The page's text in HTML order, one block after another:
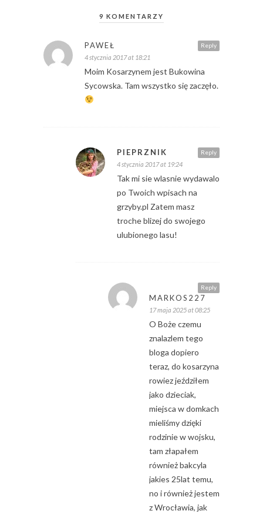
9 KOMENTARZY
Reply
PAWEŁ
4 stycznia 2017 at 18:21
Moim Kosarzynem jest Bukowina
Sycowska. Tam wszystko się zaczęło.
Reply
PIEPRZNIK
4 stycznia 2017 at 19:24
Tak mi sie wlasnie wydawalo
po Twoich wpisach na
grzyby.pl Zatem masz
troche blizej do swojego
ulubionego lasu!
Reply
MARKOS227
17 maja 2025 at 08:25
O Boże czemu
znalazlem tego
bloga dopiero
teraz, do kosarzyna
rowiez jeździłem
jako dzieciak,
miejsca w domkach
mieliśmy dzięki
rodzinie w wojsku,
tam złapałem
również bakcyla
jakies 25lat temu,
no i również jestem
z Wrocławia, jak